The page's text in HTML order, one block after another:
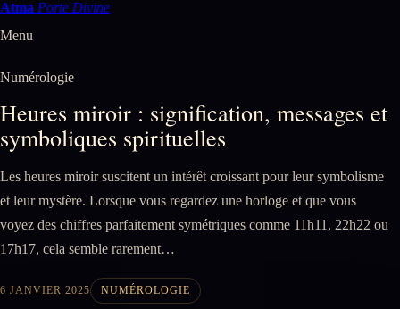
Atma Porte Divine
Menu
Numérologie
Heures miroir : signification, messages et
symboliques spirituelles
Les heures miroir suscitent un intérêt croissant pour leur symbolisme
et leur mystère. Lorsque vous regardez une horloge et que vous
voyez des chiffres parfaitement symétriques comme 11h11, 22h22 ou
17h17, cela semble rarement…
6 JANVIER 2025 NUMÉROLOGIE